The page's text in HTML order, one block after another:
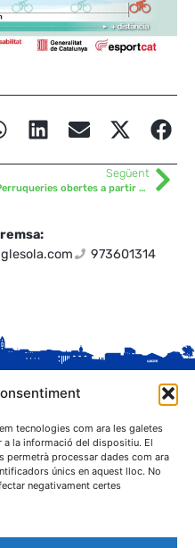
tecnologies com ara les galetes
la informació del dispositiu. El
permetrà processar dades com ara
únics en aquest lloc. No
negativament certes
Següent
Perruqueries obertes a partir de demà dilluns
973601314
(Pla d'Urgell)